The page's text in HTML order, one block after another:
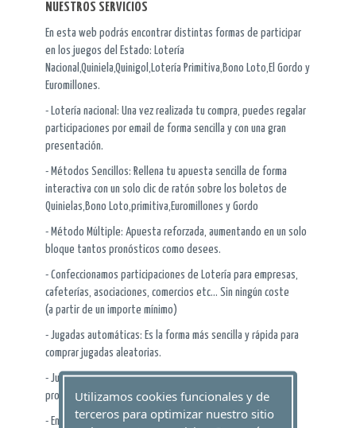
NUESTROS SERVICIOS
En esta web podrás encontrar distintas formas de participar
en los juegos del Estado: Lotería
Nacional,Quiniela,Quinigol,Lotería Primitiva,Bono Loto,El Gordo y
Euromillones.
- Lotería nacional: Una vez realizada tu compra, puedes regalar
participaciones por email de forma sencilla y con una gran
presentación.
- Métodos Sencillos: Rellena tu apuesta sencilla de forma
interactiva con un solo clic de ratón sobre los boletos de
Quinielas,Bono Loto,primitiva,Euromillones y Gordo
- Método Múltiple: Apuesta reforzada, aumentando en un solo
bloque tantos pronósticos como desees.
- Confeccionamos participaciones de Lotería para empresas,
cafeterías, asociaciones, comercios etc... Sin ningún coste
(a partir de un importe mínimo)
- Jugadas automáticas: Es la forma más sencilla y rápida para
comprar jugadas aleatorias.
- Jugadas Reducidas: Para los más aficionados, cubre más
pronóstico por menos dinero
- Envíos de Lotería Nacional a toda España
Utilizamos cookies funcionales y de
terceros para optimizar nuestro sitio